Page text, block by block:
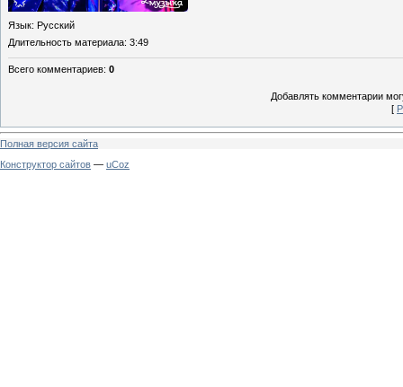
Язык: Русский
Длительность материала: 3:49
Всего комментариев: 0
Добавлять комментарии
[
Полная версия сайта
Конструктор сайтов — uCoz